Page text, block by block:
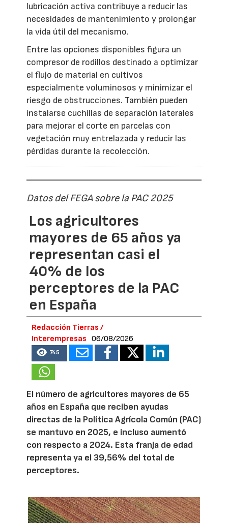
lubricación activa contribuye a reducir las
necesidades de mantenimiento y prolongar
la vida útil del mecanismo.
Entre las opciones disponibles figura un
compresor de rodillos destinado a optimizar
el flujo de material en cultivos
especialmente voluminosos y minimizar el
riesgo de obstrucciones. También pueden
instalarse cuchillas de separación laterales
para mejorar el corte en parcelas con
vegetación muy entrelazada y reducir las
pérdidas durante la recolección.
Datos del FEGA sobre la PAC 2025
Los agricultores
mayores de 65 años ya
representan casi el
40% de los
perceptores de la PAC
en España
Redacción Tierras /
Interempresas
06/08/2026
745
El número de agricultores mayores de 65
años en España que reciben ayudas
directas de la Política Agrícola Común (PAC)
se mantuvo en 2025, e incluso aumentó
con respecto a 2024. Esta franja de edad
representa ya el 39,56% del total de
perceptores.